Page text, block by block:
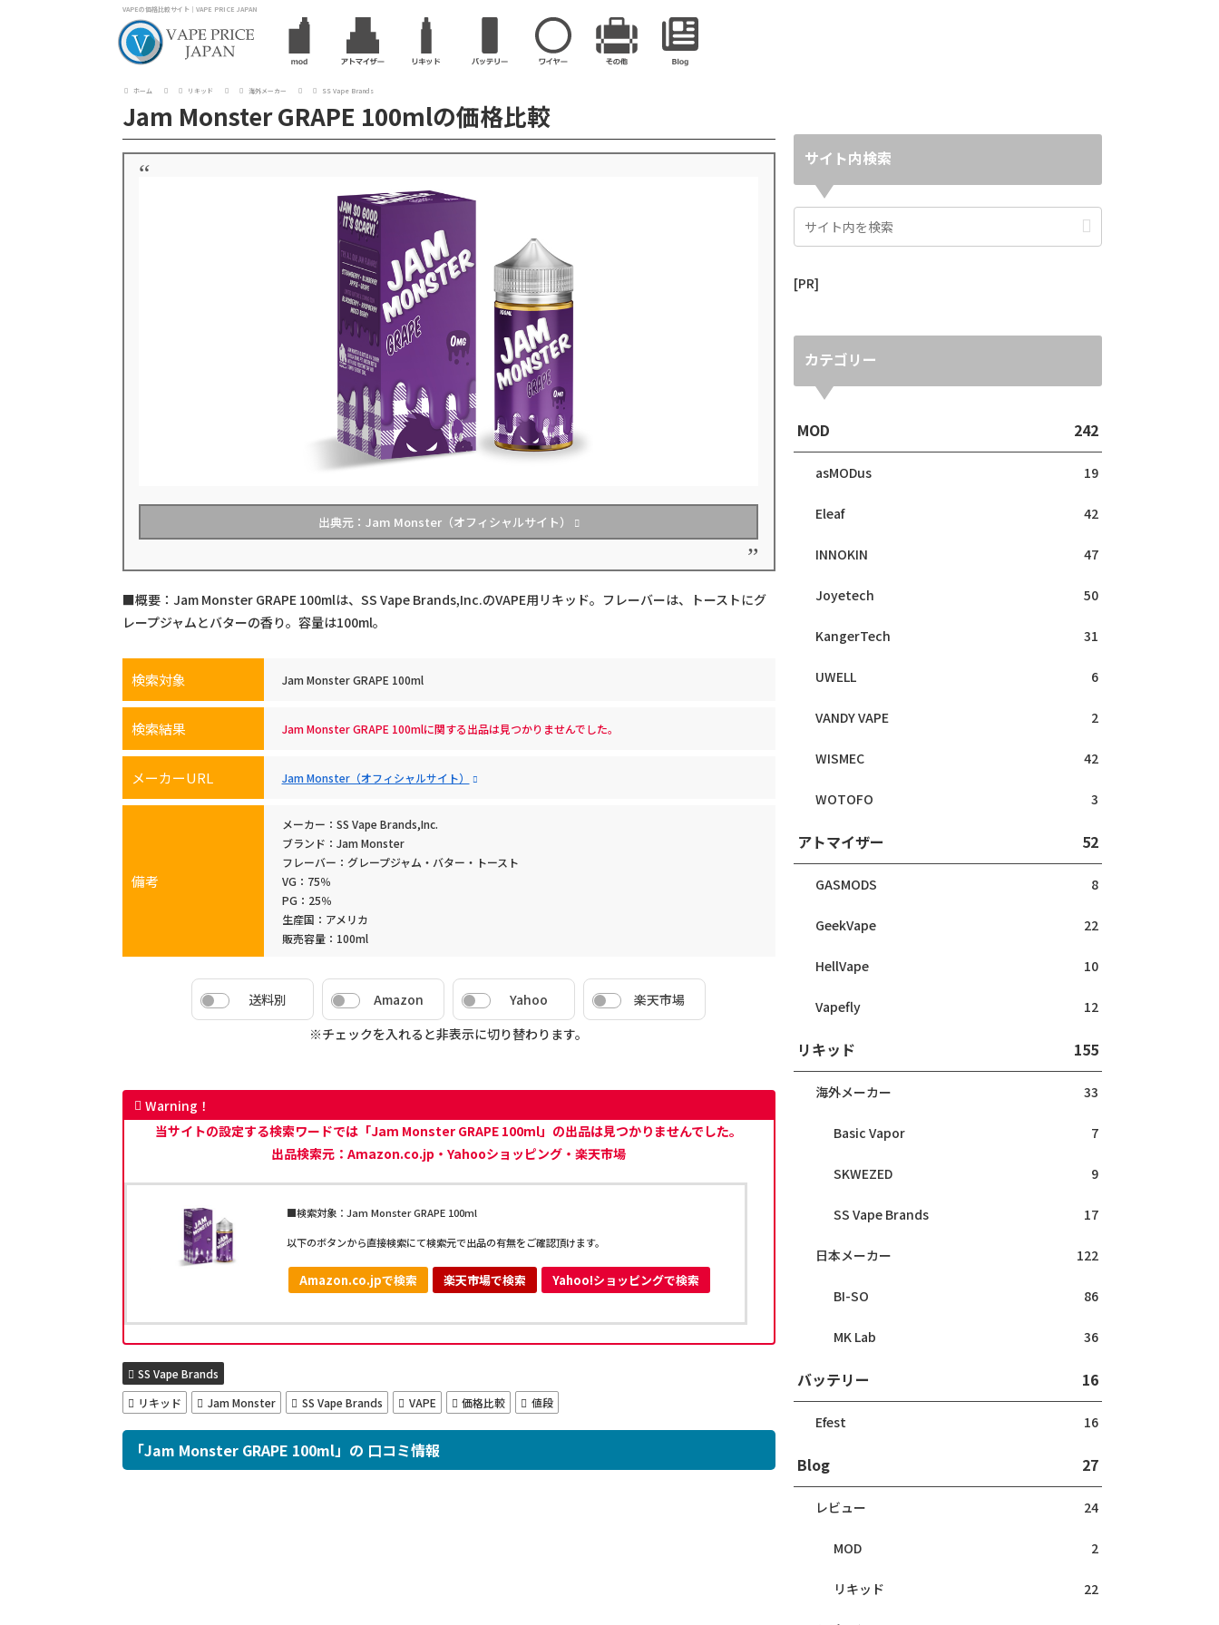
VAPEの価格比較サイト｜VAPE PRICE JAPAN
ホーム リキッド 海外メーカー SS Vape Brands
Jam Monster GRAPE 100mlの価格比較
出典元：Jam Monster（オフィシャルサイト）
■概要：Jam Monster GRAPE 100mlは、SS Vape Brands,Inc.のVAPE用リキッド。フレーバーは、トーストにグ
レープジャムとバターの香り。容量は100ml。
検索対象 Jam Monster GRAPE 100ml
検索結果 Jam Monster GRAPE 100mlに関する出品は見つかりませんでした。
メーカーURL Jam Monster（オフィシャルサイト）
備考
メーカー：SS Vape Brands,Inc.
ブランド：Jam Monster
フレーバー：グレープジャム・バター・トースト
VG：75％
PG：25％
生産国：アメリカ
販売容量：100ml
送料別 Amazon Yahoo
楽天市場
※チェックを入れると非表示に切り替わります。
Warning！
当サイトの設定する検索ワードでは「Jam Monster GRAPE 100ml」の出品は見つかりませんでした。
出品検索元：Amazon.co.jp・Yahooショッピング・楽天市場
■検索対象：Jam Monster GRAPE 100ml
以下のボタンから直接検索にて検索元で出品の有無をご確認頂けます。
Amazon.co.jpで検索 楽天市場で検索 Yahoo!ショッピングで検索
SS Vape Brands
リキッド
Jam Monster SS Vape Brands VAPE 価格比較 値段
「Jam Monster GRAPE 100ml」の 口コミ情報
サイト内検索
[PR]
カテゴリー
MOD 242
asMODus 19
Eleaf 42
INNOKIN 47
Joyetech 50
KangerTech 31
UWELL 6
VANDY VAPE 2
WISMEC 42
WOTOFO 3
アトマイザー 52
GASMODS 8
GeekVape 22
HellVape 10
Vapefly 12
リキッド 155
海外メーカー 33
Basic Vapor 7
SKWEZED 9
SS Vape Brands 17
日本メーカー 122
BI-SO 86
MK Lab 36
バッテリー 16
Efest 16
Blog 27
レビュー 24
MOD 2
リキッド 22